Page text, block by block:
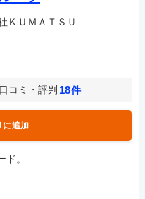
ＫＵＭＡＴＳＵ
口コミ・評判 18件
に追加
。